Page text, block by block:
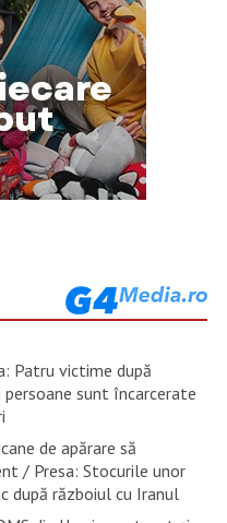
Patru victime după
sunt încarcerate
de apărare să
/ Presa: Stocurile unor
după războiul cu Iranul